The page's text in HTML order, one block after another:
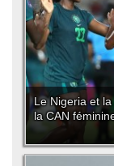
Le Nigeria et
la CAN